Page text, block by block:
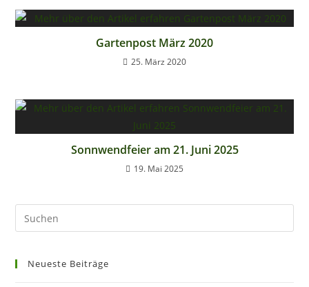
Gartenpost März 2020
25. März 2020
Sonnwendfeier am 21. Juni 2025
19. Mai 2025
Neueste Beiträge